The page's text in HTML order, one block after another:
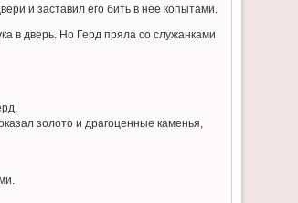
и заставил его бить в нее копытами.
в дверь. Но Герд пряла со служанками
золото и драгоценные каменья,